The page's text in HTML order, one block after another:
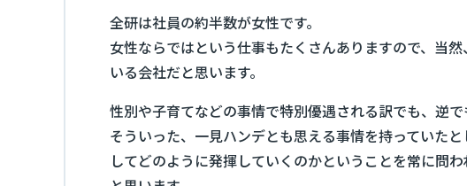
全研は社員の約半数が女性です。
女性ならではという仕事もたくさんありますので、当
いる会社だと思います。
性別や子育てなどの事情で特別優遇される訳でも、逆で
そういった、一見ハンデとも思える事情を持っていた
してどのように発揮していくのかということを常に問